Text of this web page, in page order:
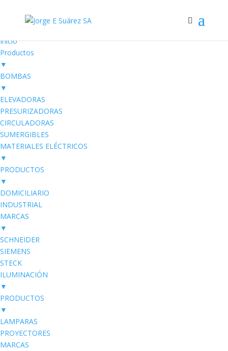
Electro SUAREZ
Inicio
Productos
▼
BOMBAS
▼
ELEVADORAS
PRESURIZADORAS
CIRCULADORAS
SUMERGIBLES
MATERIALES ELÉCTRICOS
▼
PRODUCTOS
▼
DOMICILIARIO
INDUSTRIAL
MARCAS
▼
SCHNEIDER
SIEMENS
STECK
ILUMINACIÓN
▼
PRODUCTOS
▼
LAMPARAS
PROYECTORES
MARCAS